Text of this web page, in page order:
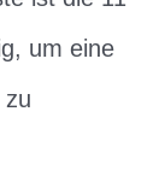
um eine
zu